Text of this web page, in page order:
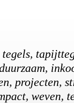
projecten,
weven,